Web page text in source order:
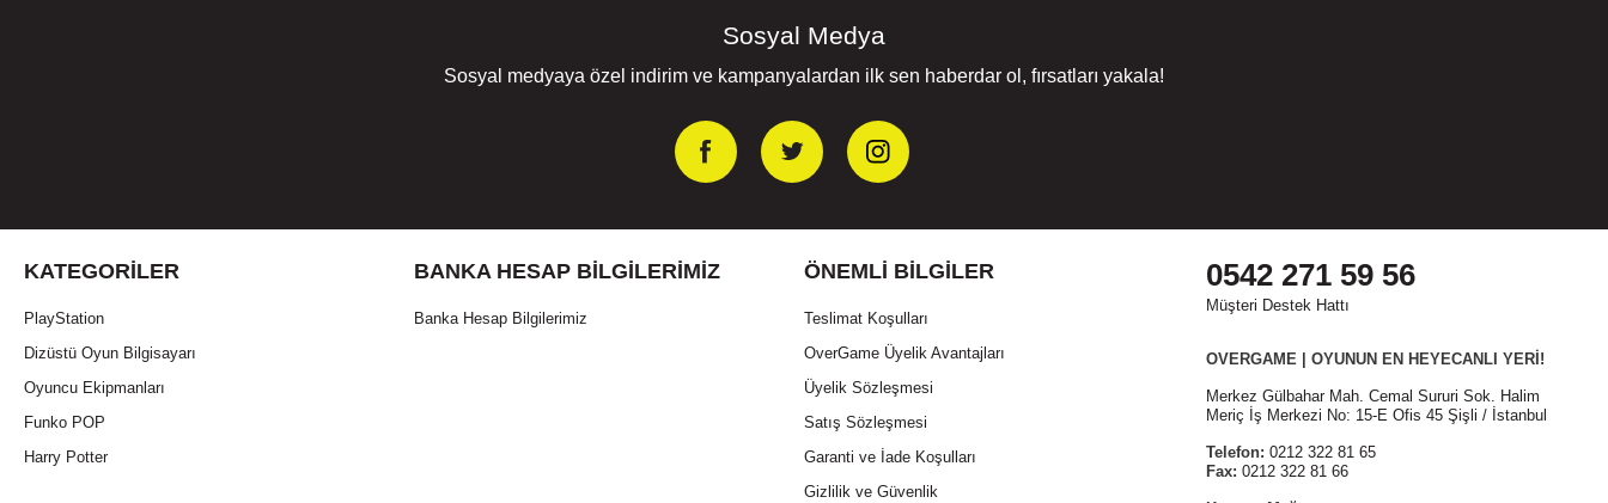
Sosyal Medya
Sosyal medyaya özel indirim ve kampanyalardan ilk sen haberdar ol, fırsatları yakala!
KATEGORILER
PlayStation
Dizüstü Oyun Bilgisayarı
Oyuncu Ekipmanları
Funko POP
Harry Potter
BANKA HESAP BILGILERIMIZ
Banka Hesap Bilgilerimiz
ÖNEMLI BILGILER
Teslimat Koşulları
OverGame Üyelik Avantajları
Üyelik Sözleşmesi
Satış Sözleşmesi
Garanti ve İade Koşulları
Gizlilik ve Güvenlik
0542 271 59 56
Müşteri Destek Hattı
OVERGAME | OYUNUN EN HEYECANLI YERİ!
Merkez Gülbahar Mah. Cemal Sururi Sok. Halim
Meriç İş Merkezi No: 15-E Ofis 45 Şişli / İstanbul
Telefon: 0212 322 81 65
Fax: 0212 322 81 66